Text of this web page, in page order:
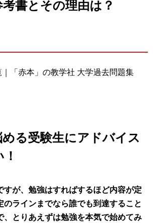
書とその理由は？
る受験生にアドバイス
すが、勉強はすればするほど内容が定
のラインまでなら誰でも到達すること
、とりあえずは勉強を本気で始めてみ